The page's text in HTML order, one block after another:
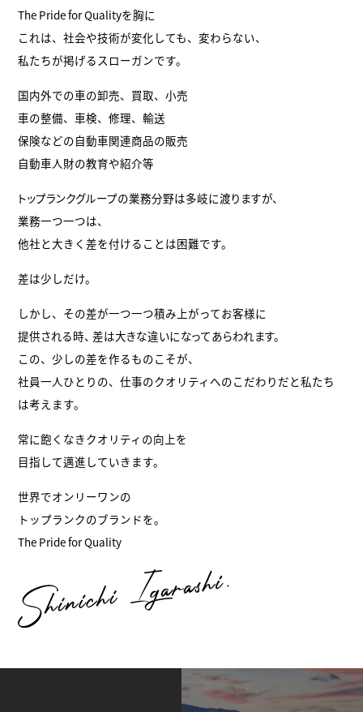
The Pride for Qualityを胸に
これは、社会や技術が変化しても、変わらない、
私たちが掲げるスローガンです。
国内外での車の卸売、買取、小売
車の整備、車検、修理、輸送
保険などの自動車関連商品の販売
自動車人財の教育や紹介等
トップランクグループの業務分野は多岐に渡りますが、
業務一つ一つは、
他社と大きく差を付けることは困難です。
差は少しだけ。
しかし、その差が一つ一つ積み上がってお客様に
提供される時、 差は大きな違いになってあらわれます。
この、少しの差を作るものこそが、
社員一人ひとりの、仕事のクオリティへのこだわりだと私たち
は考えます。
常に飽くなきクオリティの向上を
目指して邁進していきます。
世界でオンリーワンの
トップランクのブランドを。
The Pride for Quality